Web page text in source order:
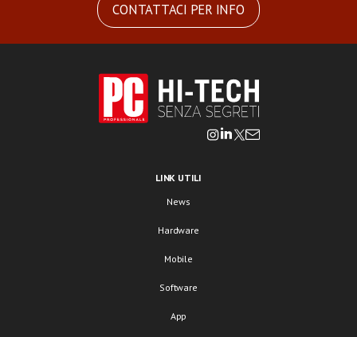
CONTATTACI PER INFO
LINK UTILI
News
Hardware
Mobile
Software
App